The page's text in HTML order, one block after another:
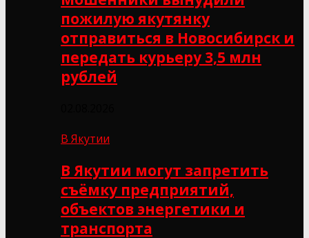
пожилую якутянку
отправиться в Новосибирск и
передать курьеру 3,5 млн
рублей
В Якутии
В Якутии могут запретить
съёмку предприятий,
объектов энергетики и
транспорта